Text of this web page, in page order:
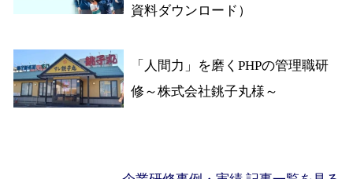
資料ダウンロード）
「人間力」を磨くPHPの管理職研
修～株式会社銚子丸様～